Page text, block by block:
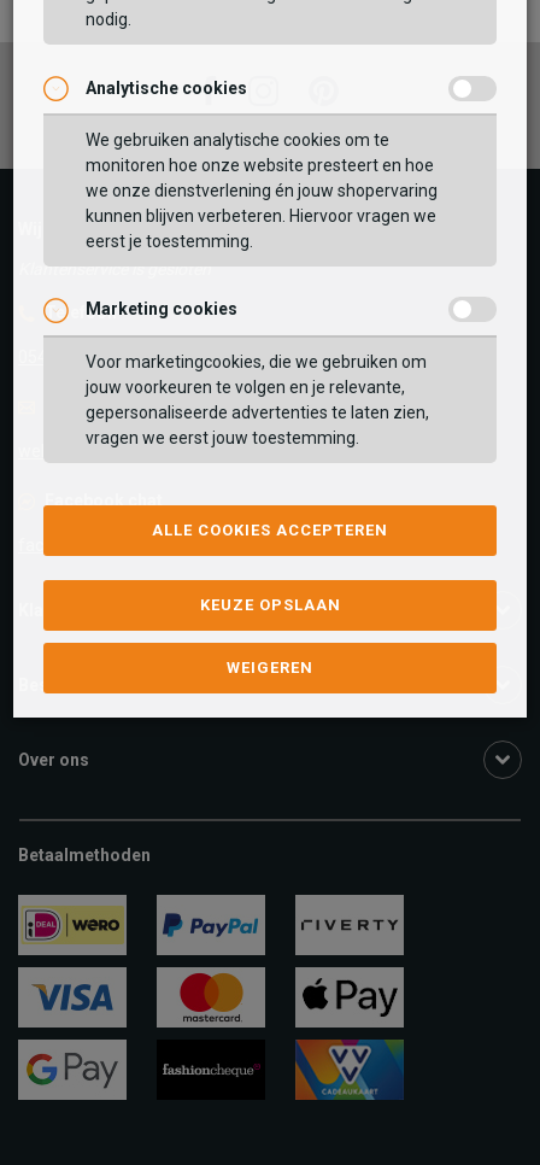
GEBRUIK MIJN LOCATIE
Zoek op postcode of gebruik jouw locatie om de
voorraad in een van onze winkels te bekijken.
BEKIJK WINKELTAS
VERDER WINKELEN
Vaak samen gekocht metFacebook
Wij helpen je graag!
Klantenservice is gesloten
Telefoon
0545-280081
E-mail Antwoord binnen 24 uur
webshop@schuurman-schoenen.nl
Over ons
Betaalmethoden
ideal paypal riverty
visa
apple-
pay
nodig.
Analytische cookies
We gebruiken analytische cookies om te
monitoren hoe onze website presteert en hoe
we onze dienstverlening én jouw shopervaring
kunnen blijven verbeteren. Hiervoor vragen we
eerst je toestemming.
Marketing cookies
Voor marketingcookies, die we gebruiken om
jouw voorkeuren te volgen en je relevante,
gepersonaliseerde advertenties te laten zien,
vragen we eerst jouw toestemming.
ALLE COOKIES ACCEPTEREN
KEUZE OPSLAAN
WEIGEREN